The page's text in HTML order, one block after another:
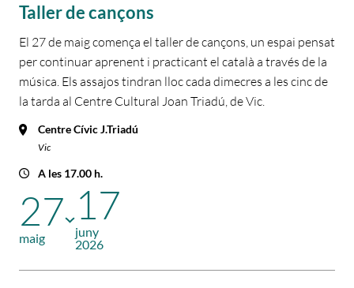
Taller de cançons
El 27 de maig comença el taller de cançons, un espai pensat
per continuar aprenent i practicant el català a través de la
música. Els assajos tindran lloc cada dimecres a les cinc de
la tarda al Centre Cultural Joan Triadú, de Vic.
Centre Cívic J.Triadú
Vic
A les 17.00 h.
27
maig
17
juny
2026